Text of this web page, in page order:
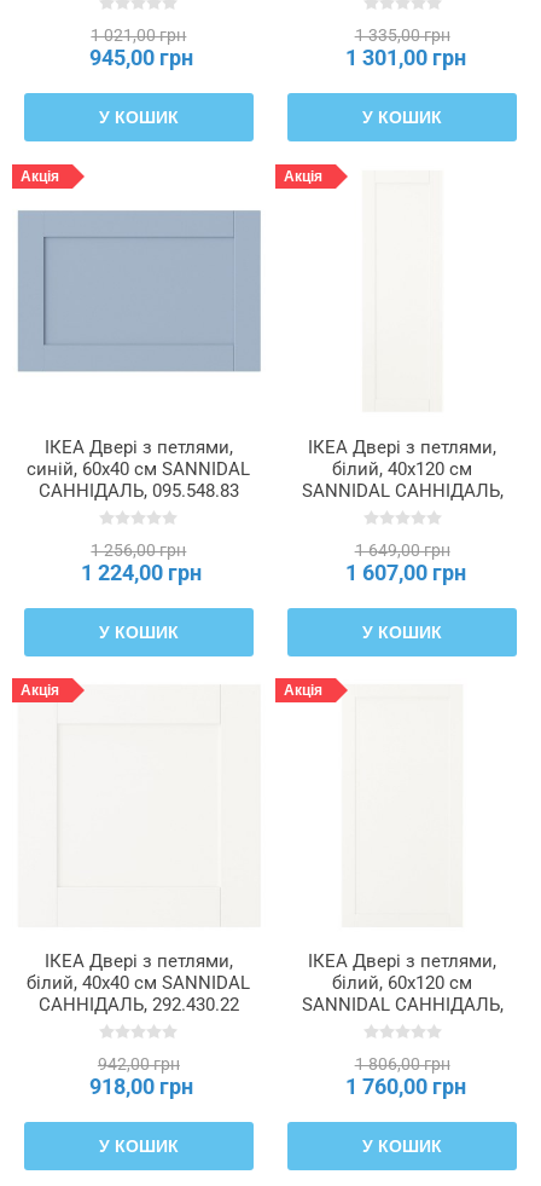
1 021,00 грн
945,00 грн
У КОШИК
1 335,00 грн
1 301,00 грн
У КОШИК
Акція
ІКЕА Двері з петлями,
синій, 60x40 см SANNIDAL
САННІДАЛЬ, 095.548.83
1 256,00 грн
1 224,00 грн
У КОШИК
Акція
ІКЕА Двері з петлями,
білий, 40x120 см
SANNIDAL САННІДАЛЬ,
492.430.16
1 649,00 грн
1 607,00 грн
У КОШИК
Акція
ІКЕА Двері з петлями,
білий, 40x40 см SANNIDAL
САННІДАЛЬ, 292.430.22
942,00 грн
918,00 грн
У КОШИК
Акція
ІКЕА Двері з петлями,
білий, 60x120 см
SANNIDAL САННІДАЛЬ,
992.430.28
1 806,00 грн
1 760,00 грн
У КОШИК